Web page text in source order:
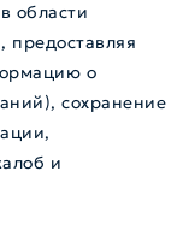
области
предоставляя
о
сохранение
и